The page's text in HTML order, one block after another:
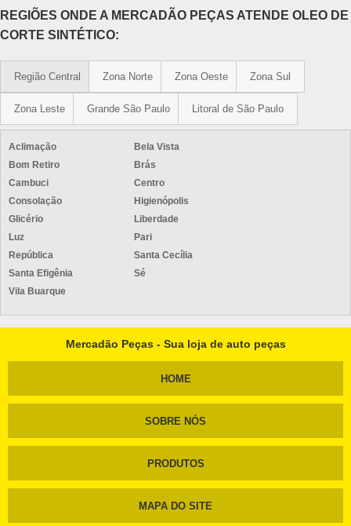
REGIÕES ONDE A MERCADÃO PEÇAS ATENDE OLEO DE
CORTE SINTÉTICO:
Região Central Zona Norte Zona Oeste Zona Sul
Zona Leste Grande São Paulo Litoral de São Paulo
Aclimação
Bela Vista
Bom Retiro
Brás
Cambuci
Centro
Consolação
Higienópolis
Glicério
Liberdade
Luz
Pari
República
Santa Cecília
Santa Efigênia
Sé
Vila Buarque
Mercadão Peças - Sua loja de auto peças
HOME
SOBRE NÓS
PRODUTOS
MAPA DO SITE